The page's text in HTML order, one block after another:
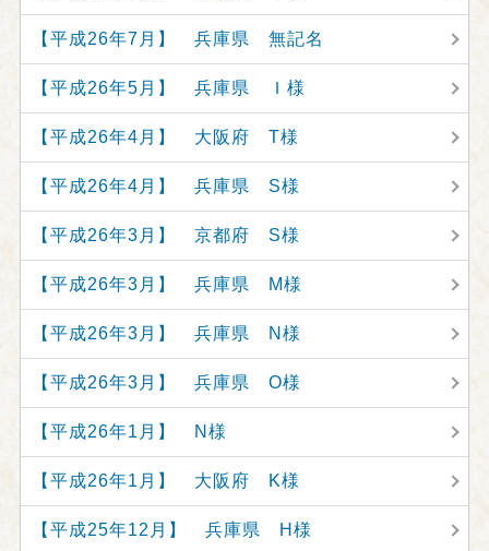
【平成26年7月】 兵庫県 無記名
【平成26年5月】 兵庫県 Ｉ様
【平成26年4月】 大阪府 T様
【平成26年4月】 兵庫県 S様
【平成26年3月】 京都府 S様
【平成26年3月】 兵庫県 M様
【平成26年3月】 兵庫県 N様
【平成26年3月】 兵庫県 O様
【平成26年1月】 N様
【平成26年1月】 大阪府 K様
【平成25年12月】 兵庫県 H様